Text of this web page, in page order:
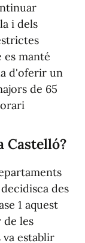
i dels
es manté
d'oferir un
de 65
Castelló?
des
1 aquest
de les
va establir